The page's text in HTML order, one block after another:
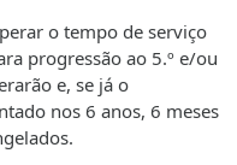
o tempo de serviço
progressão ao 5.º e/ou
e, se já o
nos 6 anos, 6 meses